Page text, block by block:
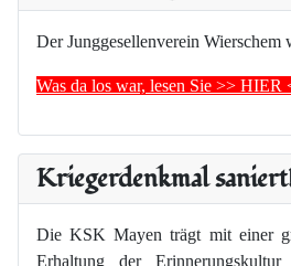
Der Junggesellenverein Wierschem
Was da los war, lesen Sie >> HIER
Kriegerdenkmal
Die KSK Mayen trägt mit einer
Erhaltung der